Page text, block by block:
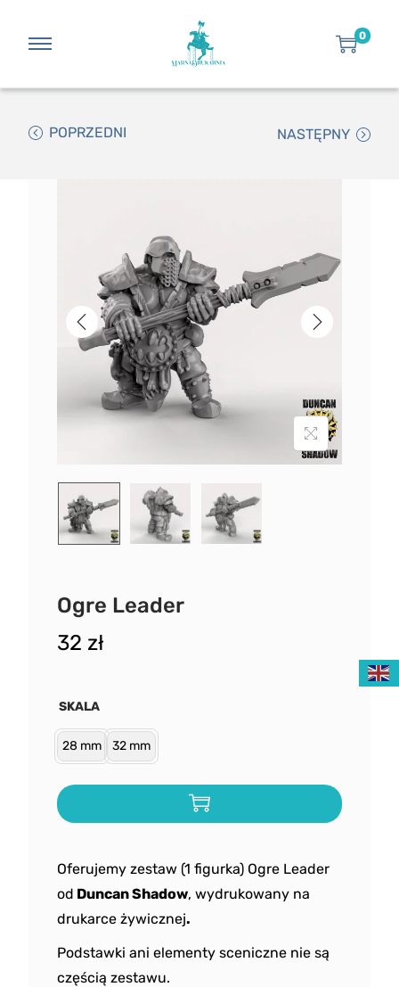
0
POPRZEDNI NASTĘPNY
Ogre Leader
32 zł
Oferujemy zestaw (1 figurka) Ogre Leader
od Duncan Shadow, wydrukowany na
drukarce żywicznej.
Podstawki ani elementy sceniczne nie są
częścią zestawu.
SKALA
28 mm 32 mm